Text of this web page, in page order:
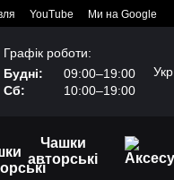
YouTube Ми на Google
Графік роботи:
Будні:
09:00–19:00
Сб:
10:00–19:00
Укр
Чашки
авторські